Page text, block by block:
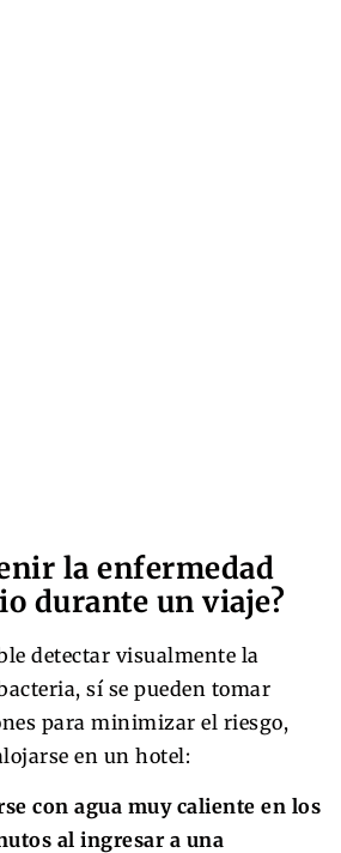
la enfermedad
durante un viaje?
detectar visualmente la
sí se pueden tomar
para minimizar el riesgo,
en un hotel:
con agua muy caliente en los
al ingresar a una